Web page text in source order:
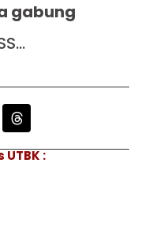
gabung
: